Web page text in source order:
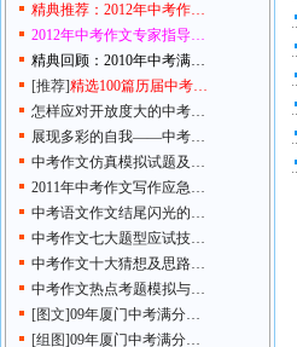
精典推荐：2012年中考作…
2012年中考作文专家指导…
精典回顾：2010年中考满…
[推荐]精选100篇历届中考…
怎样应对开放度大的中考…
展现多彩的自我——中考…
中考作文仿真模拟试题及…
2011年中考作文写作应急…
中考语文作文结尾闪光的…
中考作文七大题型应试技…
中考作文十大猜想及思路…
中考作文热点考题模拟与…
[图文]09年厦门中考满分…
[组图]09年厦门中考满分…